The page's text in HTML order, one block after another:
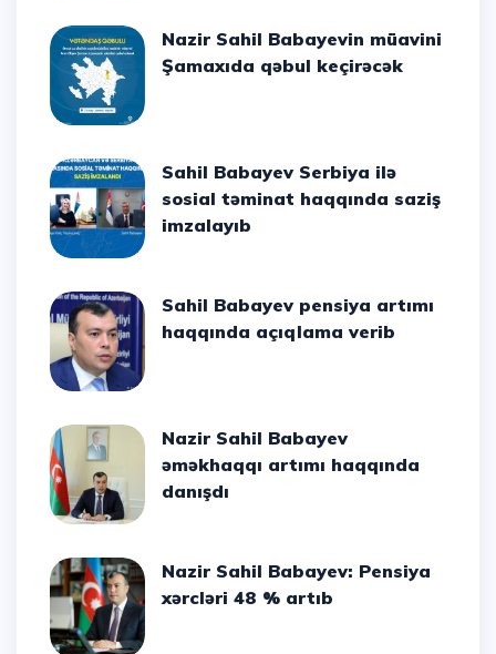
Nazir Sahil Babayevin müavini
Şamaxıda qəbul keçirəcək
Sahil Babayev Serbiya ilə
sosial təminat haqqında saziş
imzalayıb
Sahil Babayev pensiya artımı
haqqında açıqlama verib
Nazir Sahil Babayev
əməkhaqqı artımı haqqında
danışdı
Nazir Sahil Babayev: Pensiya
xərcləri 48 % artıb